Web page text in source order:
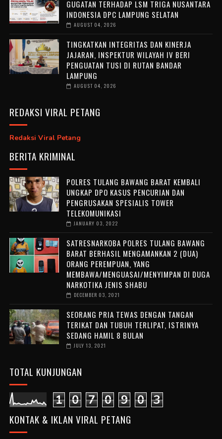
GUGATAN TERHADAP LSM TRIGA NUSANTARA
INDONESIA DPC LAMPUNG SELATAN
AUGUST 04, 2026
TINGKATKAN INTEGRITAS DAN KINERJA
JAJARAN, INSPEKTUR WILAYAH IV BERI
PENGUATAN TUSI DI RUTAN BANDAR
LAMPUNG
AUGUST 04, 2026
REDAKSI VIRAL PETANG
Redaksi Viral Petang
BERITA KRIMINAL
POLRES TULANG BAWANG BARAT KEMBALI
UNGKAP DPO KASUS PENCURIAN DAN
PENGRUSAKAN SPESIALIS TOWER
TELEKOMUNIKASI
JANUARY 03, 2022
SATRESNARKOBA POLRES TULANG BAWANG
BARAT BERHASIL MENGAMANKAN 2 (DUA)
ORANG PEREMPUAN, YANG
MEMBAWA/MENGUASAI/MENYIMPAN DI DUGA
NARKOTIKA JENIS SHABU
DECEMBER 03, 2021
SEORANG PRIA TEWAS DENGAN TANGAN
TERIKAT DAN TUBUH TERLIPAT, ISTRINYA
SEDANG HAMIL 8 BULAN
JULY 13, 2021
TOTAL KUNJUNGAN
1 0 7 0 9 0 3
KONTAK & IKLAN VIRAL PETANG